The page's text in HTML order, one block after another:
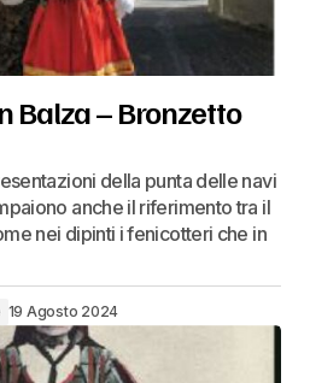
Balza – Bronzetto
della punta delle navi
anche il riferimento tra il
nei dipinti i fenicotteri che in
19 Agosto 2024